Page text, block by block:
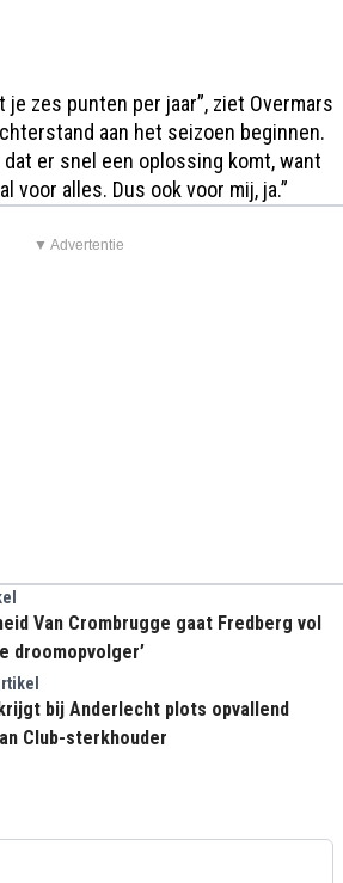
je zes punten per jaar”, ziet Overmars
aan het seizoen beginnen.
dat er snel een oplossing komt, want
voor alles. Dus ook voor mij, ja.”
▼ Advertentie
Van Crombrugge gaat Fredberg vol
droomopvolger’
bij Anderlecht plots opvallend
Club-sterkhouder